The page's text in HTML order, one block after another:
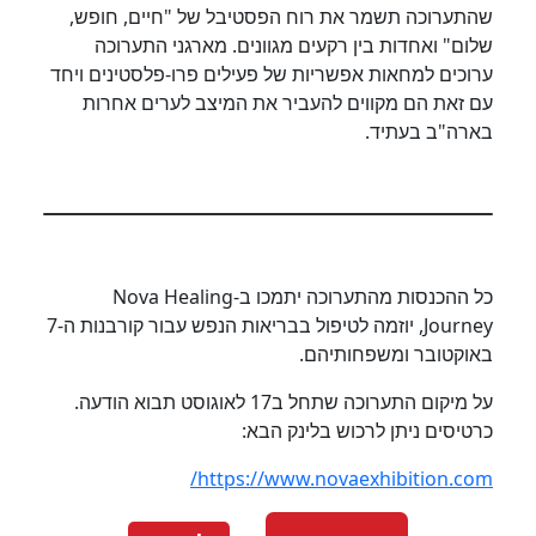
שהתערוכה תשמר את רוח הפסטיבל של "חיים, חופש,
שלום" ואחדות בין רקעים מגוונים. מארגני התערוכה
ערוכים למחאות אפשריות של פעילים פרו-פלסטינים ויחד
עם זאת הם מקווים להעביר את המיצב לערים אחרות
בארה"ב בעתיד.
כל ההכנסות מהתערוכה יתמכו ב-Nova Healing
Journey, יוזמה לטיפול בבריאות הנפש עבור קורבנות ה-7
באוקטובר ומשפחותיהם.
על מיקום התערוכה שתחל ב17 לאוגוסט תבוא הודעה.
כרטיסים ניתן לרכוש בלינק הבא:
https://www.novaexhibition.com/